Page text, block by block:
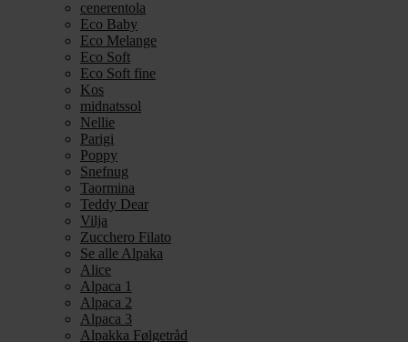
cenerentola
Eco Baby
Eco Melange
Eco Soft
Eco Soft fine
Kos
midnatssol
Nellie
Parigi
Poppy
Snefnug
Taormina
Teddy Dear
Vilja
Zucchero Filato
Se alle Alpaka
Alice
Alpaca 1
Alpaca 2
Alpaca 3
Alpakka Følgetråd